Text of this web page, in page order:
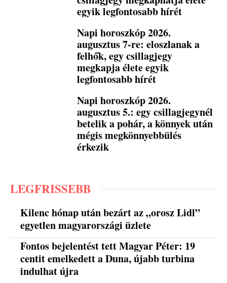
egyik legfontosabb hírét
Napi horoszkóp 2026.
augusztus 7-re: eloszlanak a
felhők, egy csillagjegy
megkapja élete egyik
legfontosabb hírét
Napi horoszkóp 2026.
augusztus 5.: egy csillagjegynél
betelik a pohár, a könnyek után
mégis megkönnyebbülés
érkezik
LEGFRISSEBB
Kilenc hónap után bezárt az „orosz Lidl”
egyetlen magyarországi üzlete
Fontos bejelentést tett Magyar Péter: 19
centit emelkedett a Duna, újabb turbina
indulhat újra